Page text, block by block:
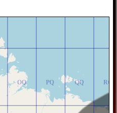
OQ PQ QQ RQ